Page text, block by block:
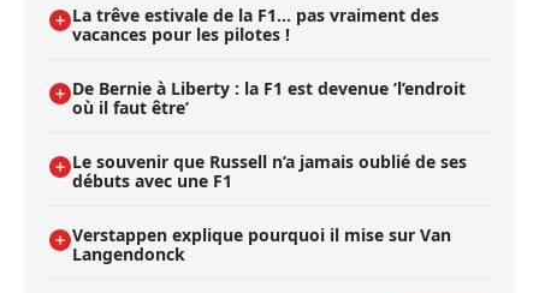
La trêve estivale de la F1... pas vraiment des
vacances pour les pilotes !
De Bernie à Liberty : la F1 est devenue ’l’endroit
où il faut être’
Le souvenir que Russell n’a jamais oublié de ses
débuts avec une F1
Verstappen explique pourquoi il mise sur Van
Langendonck